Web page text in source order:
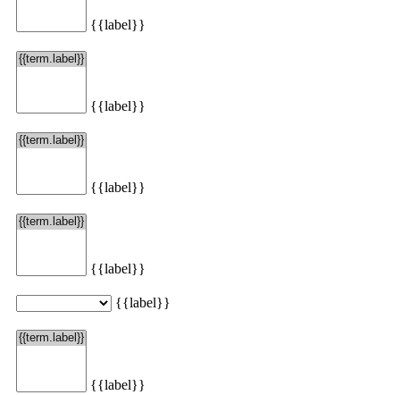
{{label}}
{{label}}
{{label}}
{{label}}
{{label}}
{{label}}
Načítať viac